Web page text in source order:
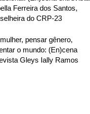
Ferreira dos Santos,
do CRP-23
pensar gênero,
o mundo: (En)cena
Gleys Ially Ramos